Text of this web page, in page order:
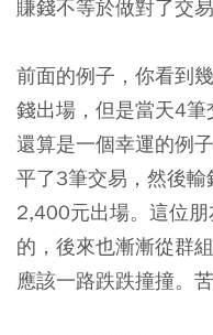
賺錢不等於做對了交易
前面的例子，你看到
錢出場，但是當天4
還算是一個幸運的例
平了3筆交易，然後
2,400元出場。這位
的，後來也漸漸從群
應該一路跌跌撞撞。